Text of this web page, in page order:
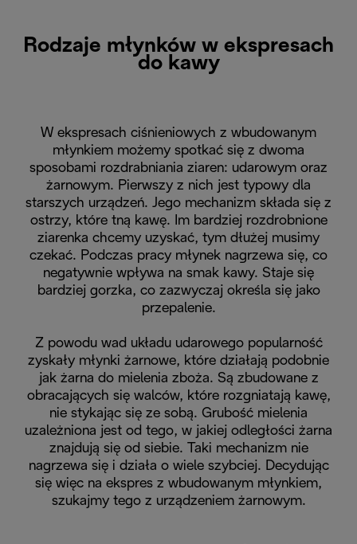
Rodzaje młynków w ekspresach
do kawy
W ekspresach ciśnieniowych z wbudowanym
młynkiem możemy spotkać się z dwoma
sposobami rozdrabniania ziaren: udarowym oraz
żarnowym. Pierwszy z nich jest typowy dla
starszych urządzeń. Jego mechanizm składa się z
ostrzy, które tną kawę. Im bardziej rozdrobnione
ziarenka chcemy uzyskać, tym dłużej musimy
czekać. Podczas pracy młynek nagrzewa się, co
negatywnie wpływa na smak kawy. Staje się
bardziej gorzka, co zazwyczaj określa się jako
przepalenie.
Z powodu wad układu udarowego popularność
zyskały młynki żarnowe, które działają podobnie
jak żarna do mielenia zboża. Są zbudowane z
obracających się walców, które rozgniatają kawę,
nie stykając się ze sobą. Grubość mielenia
uzależniona jest od tego, w jakiej odległości żarna
znajdują się od siebie. Taki mechanizm nie
nagrzewa się i działa o wiele szybciej. Decydując
się więc na ekspres z wbudowanym młynkiem,
szukajmy tego z urządzeniem żarnowym.